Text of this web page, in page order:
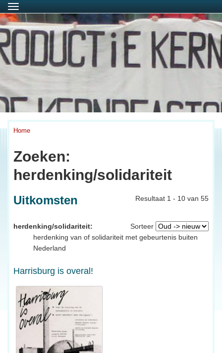
Menu
Home
Zoeken:
herdenking/solidariteit
Resultaat 1 - 10 van 55
Uitkomsten
Sorteer
herdenking/solidariteit:
herdenking van of solidariteit met gebeurtenis buiten
Nederland
Harrisburg is overal!